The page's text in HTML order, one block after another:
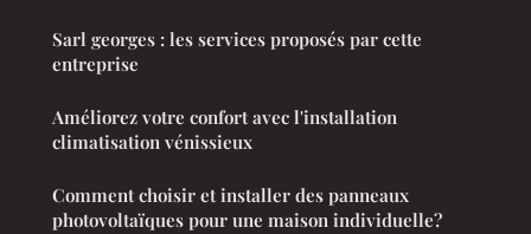
Sarl georges : les services proposés par cette
entreprise
Améliorez votre confort avec l'installation
climatisation vénissieux
Comment choisir et installer des panneaux
photovoltaïques pour une maison individuelle?